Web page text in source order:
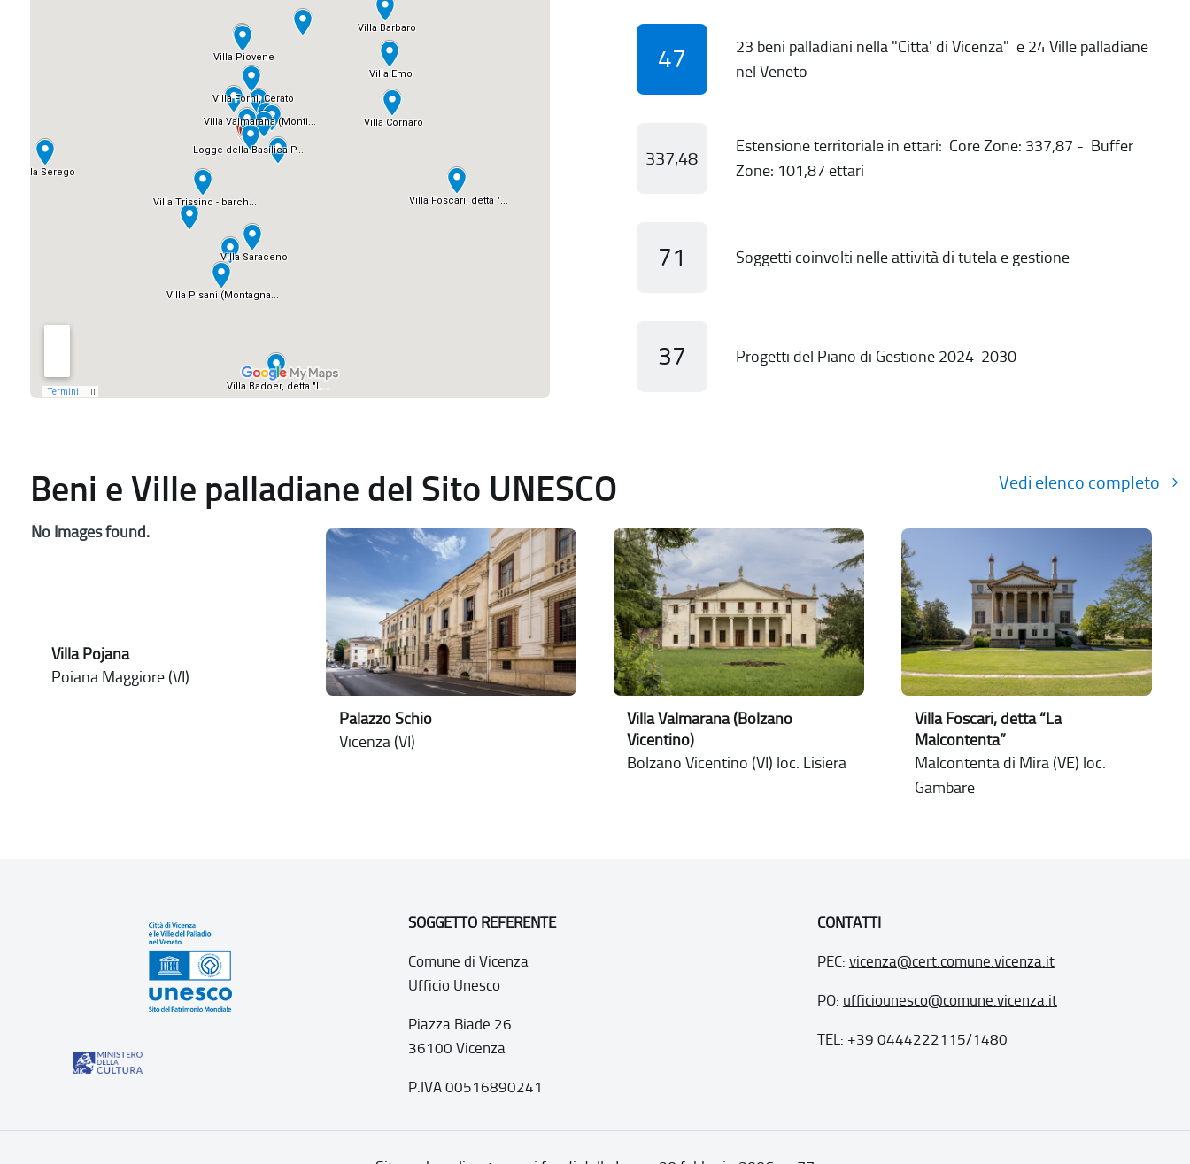
47
23 beni palladiani nella "Citta' di Vicenza" e 24 Ville palladiane
nel Veneto
337,48
Estensione territoriale in ettari: Core Zone: 337,87 - Buffer
Zone: 101,87 ettari
71 Soggetti coinvolti nelle attività di tutela e gestione
37 Progetti del Piano di Gestione 2024-2030
Beni e Ville palladiane del Sito UNESCO Vedi elenco completo
No Images found.
Villa Pojana
Poiana Maggiore (VI)
Palazzo Schio
Vicenza (VI)
Villa Valmarana (Bolzano
Vicentino)
Bolzano Vicentino (VI) loc. Lisiera
Villa Foscari, detta “La
Malcontenta”
Malcontenta di Mira (VE) loc.
Gambare
SOGGETTO REFERENTE
Comune di Vicenza
Ufficio Unesco
Piazza Biade 26
36100 Vicenza
P.IVA 00516890241
CONTATTI
PEC: vicenza@cert.comune.vicenza.it
PO: ufficiounesco@comune.vicenza.it
TEL: +39 0444222115/1480